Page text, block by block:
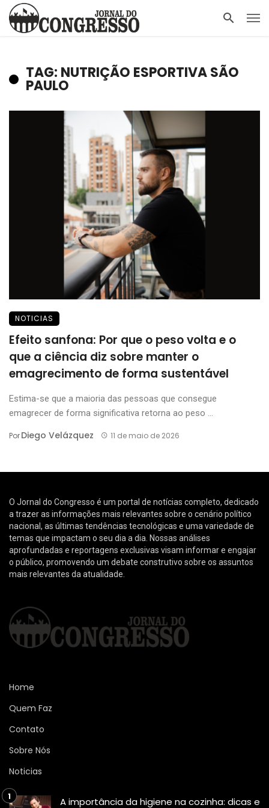
TAG: NUTRIÇÃO ESPORTIVA SÃO
PAULO
NOTICIAS
Efeito sanfona: Por que o peso volta e o
que a ciência diz sobre manter o
emagrecimento de forma sustentável
Estima-se que a maioria das pessoas que consegue
emagrecer de forma significativa retorna ao peso ...
PorDiego Velázquez 11 de maio de 2026
O Jornal do Congresso é um portal de notícias completo, dedicado
a trazer as informações mais relevantes sobre o cenário político
nacional, as últimas tendências tecnológicas e uma variedade de
temas que impactam o seu dia a dia. Nossas análises
aprofundadas e reportagens exclusivas visam informar e engajar
o público, promovendo um debate construtivo sobre os assuntos
mais relevantes da atualidade.
Home
Quem Faz
Contato
Sobre Nós
Noticias
A importância da higiene na cozinha: dicas e